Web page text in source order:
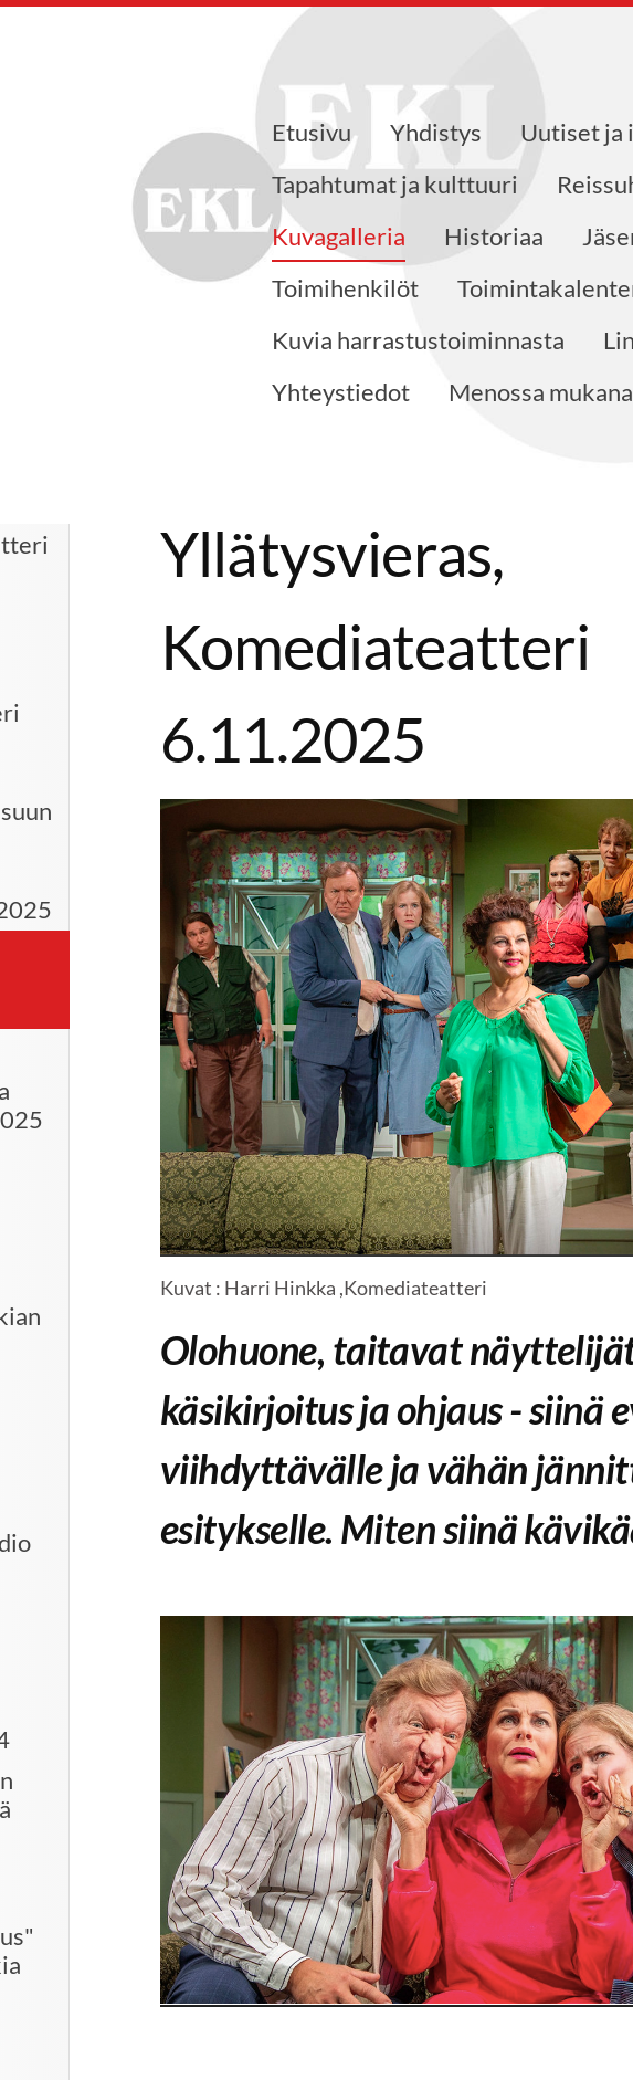
ry Etusivu Yhdistys
Uutiset ja
Tapahtumat ja kulttuuri
Kuvagalleria
Historiaa
Toimihenkilöt
Kuvia harrastustoiminnasta
Yhteystiedot
Menossa mukana
Yllätysvieras,
Komediateatteri
6.11.2025
Kuvat : Harri Hinkka ,Komediateatteri
Olohuone, taitavat
käsikirjoitus ja ohjaus - siinä
viihdyttävälle ja vähän
esitykselle. Miten siinä